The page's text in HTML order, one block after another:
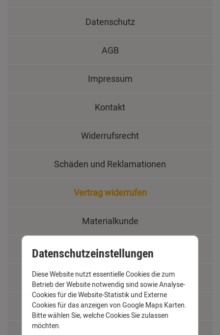
Datenschutz
AGB
Impressum
Kontakt
Widerrufsrecht
Schäden und Reklamationen
Vertrag widerrufen
Materialkunde
Fachbegriffe
Jobs
Montage und Installationshilfen
Datenschutzeinstellungen
Diese Website nutzt essentielle Cookies die zum
Betrieb der Website notwendig sind sowie Analyse-
Cookies für die Website-Statistik und Externe
Cookies für das anzeigen von Google Maps Karten.
Bitte wählen Sie, welche Cookies Sie zulassen
möchten.